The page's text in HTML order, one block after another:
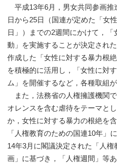
平成13年6月，男女共同参画
日から25日（国連が定めた「女
日」）までの2週間にかけて，
動」を実施することが決定され
作成した「女性に対する暴力根
を積極的に活用し，「女性に対
ム」を開催するなど，各種取組が
また，法務省の人権擁護機関
オレンスを含む虐待をテーマと
か，女性に対する暴力の根絶を
「人権教育のための国連10年」
14年3月に閣議決定された「人
画」に基づき，「人権週間」等